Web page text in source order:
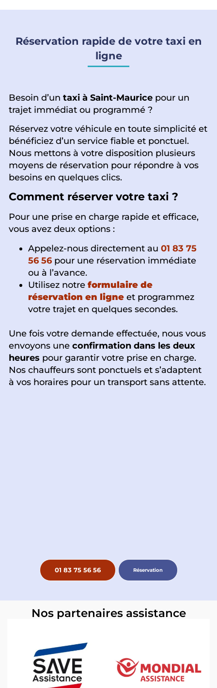
01 83 75 56 56 Réservation
Réservation rapide de votre taxi en
ligne
Besoin d’un taxi à Saint-Maurice pour un
trajet immédiat ou programmé ?
Réservez votre véhicule en toute simplicité et
bénéficiez d’un service fiable et ponctuel.
Nous mettons à votre disposition plusieurs
moyens de réservation pour répondre à vos
besoins en quelques clics.
Comment réserver votre taxi ?
Pour une prise en charge rapide et efficace,
vous avez deux options :
Appelez-nous directement au 01 83 75
56 56 pour une réservation immédiate
ou à l’avance.
Utilisez notre formulaire de
réservation en ligne et programmez
votre trajet en quelques secondes.
Une fois votre demande effectuée, nous vous
envoyons une confirmation dans les deux
heures pour garantir votre prise en charge.
Nos chauffeurs sont ponctuels et s’adaptent
à vos horaires pour un transport sans attente.
Nos partenaires assistance